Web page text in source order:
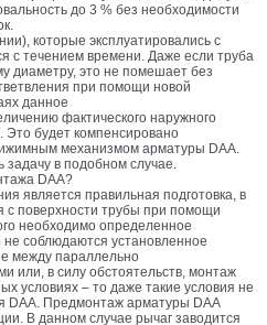
до 3 % без необходимости
которые эксплуатировались с
с течением времени. Даже если труба
диаметру, это не помешает без
при помощи новой
данное
фактического наружного
будет компенсировано
механизмом арматуры DAA.
задачу в подобном случае.
DAA?
является правильная подготовка, в
с поверхности трубы при помощи
необходимо определенное
соблюдаются установленное
между параллельно
или, в силу обстоятельств, монтаж
условиях – то даже такие условия не
DAA. Предмонтаж арматуры DAA
В данном случае рычаг заводится